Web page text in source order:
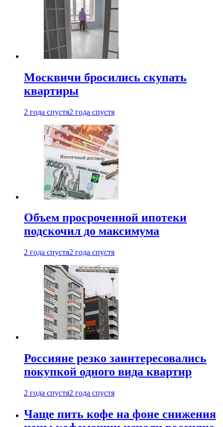
Москвичи бросились скупать
квартиры
2 года спустя2 года спустя
Объем просроченной ипотеки
подскочил до максимума
2 года спустя2 года спустя
Россияне резко заинтересовались
покупкой одного вида квартир
2 года спустя2 года спустя
Чаще пить кофе на фоне снижения